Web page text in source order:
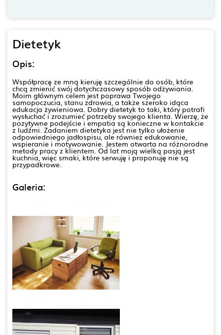
Dietetyk
Opis:
Współpracę ze mną kieruję szczególnie do osób, które
chcą zmienić swój dotychczasowy sposób odżywiania.
Moim głównym celem jest poprawa Twojego
samopoczucia, stanu zdrowia, a także szeroko idąca
edukacja żywieniowa. Dobry dietetyk to taki, który potrafi
wysłuchać i zrozumieć potrzeby swojego klienta. Wierzę, że
pozytywne podejście i empatia są konieczne w kontakcie
z ludźmi. Zadaniem dietetyka jest nie tylko ułożenie
odpowiedniego jadłospisu, ale również edukowanie,
wspieranie i motywowanie. Jestem otwarta na różnorodne
metody pracy z klientem. Od lat moją wielką pasją jest
kuchnia, więc smaki, które serwuję i proponuję nie są
przypadkrowe.
Galeria: